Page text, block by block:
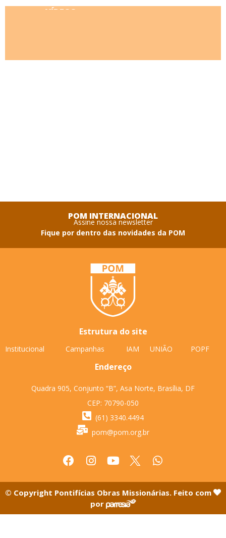
VÍDEOS
POM INTERNACIONAL
Assine nossa newsletter
Fique por dentro das novidades da POM
Estrutura do site
Institucional Campanhas IAM UNIÃO POPF
Endereço
Quadra 905, Conjunto “B”, Asa Norte, Brasília, DF
CEP: 70790-050
(61) 3340.4494
pom@pom.org.br
© Copyright Pontifícias Obras Missionárias. Feito com
por